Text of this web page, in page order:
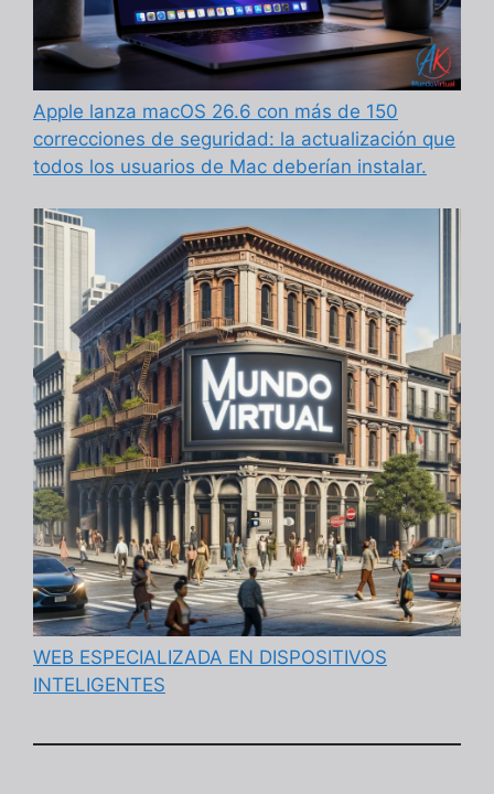
Apple lanza macOS 26.6 con más de 150
correcciones de seguridad: la actualización que
todos los usuarios de Mac deberían instalar.
WEB ESPECIALIZADA EN DISPOSITIVOS
INTELIGENTES